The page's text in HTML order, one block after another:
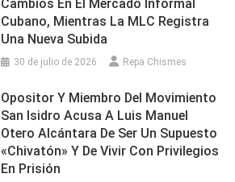
Cambios En El Mercado Informal
Cubano, Mientras La MLC Registra
Una Nueva Subida
30 de julio de 2026 Repa Chismes
Opositor Y Miembro Del Movimiento
San Isidro Acusa A Luis Manuel
Otero Alcántara De Ser Un Supuesto
«chivatón» Y De Vivir Con Privilegios
En Prisión